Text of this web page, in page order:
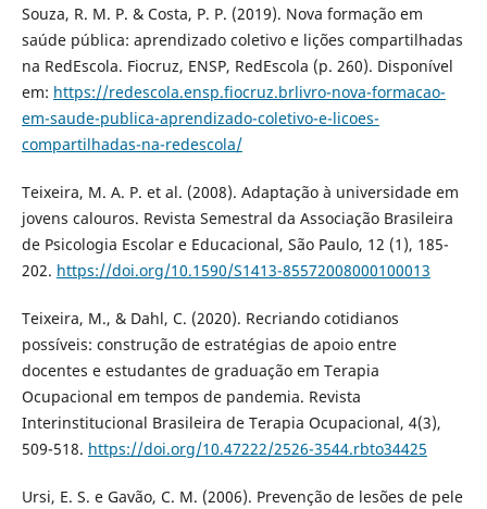
Souza, R. M. P. & Costa, P. P. (2019). Nova formação em
saúde pública: aprendizado coletivo e lições compartilhadas
na RedEscola. Fiocruz, ENSP, RedEscola (p. 260). Disponível
em: https://redescola.ensp.fiocruz.brlivro-nova-formacao-
em-saude-publica-aprendizado-coletivo-e-licoes-
compartilhadas-na-redescola/
Teixeira, M. A. P. et al. (2008). Adaptação à universidade em
jovens calouros. Revista Semestral da Associação Brasileira
de Psicologia Escolar e Educacional, São Paulo, 12 (1), 185-
202. https://doi.org/10.1590/S1413-85572008000100013
Teixeira, M., & Dahl, C. (2020). Recriando cotidianos
possíveis: construção de estratégias de apoio entre
docentes e estudantes de graduação em Terapia
Ocupacional em tempos de pandemia. Revista
Interinstitucional Brasileira de Terapia Ocupacional, 4(3),
509-518. https://doi.org/10.47222/2526-3544.rbto34425
Ursi, E. S. e Gavão, C. M. (2006). Prevenção de lesões de pele